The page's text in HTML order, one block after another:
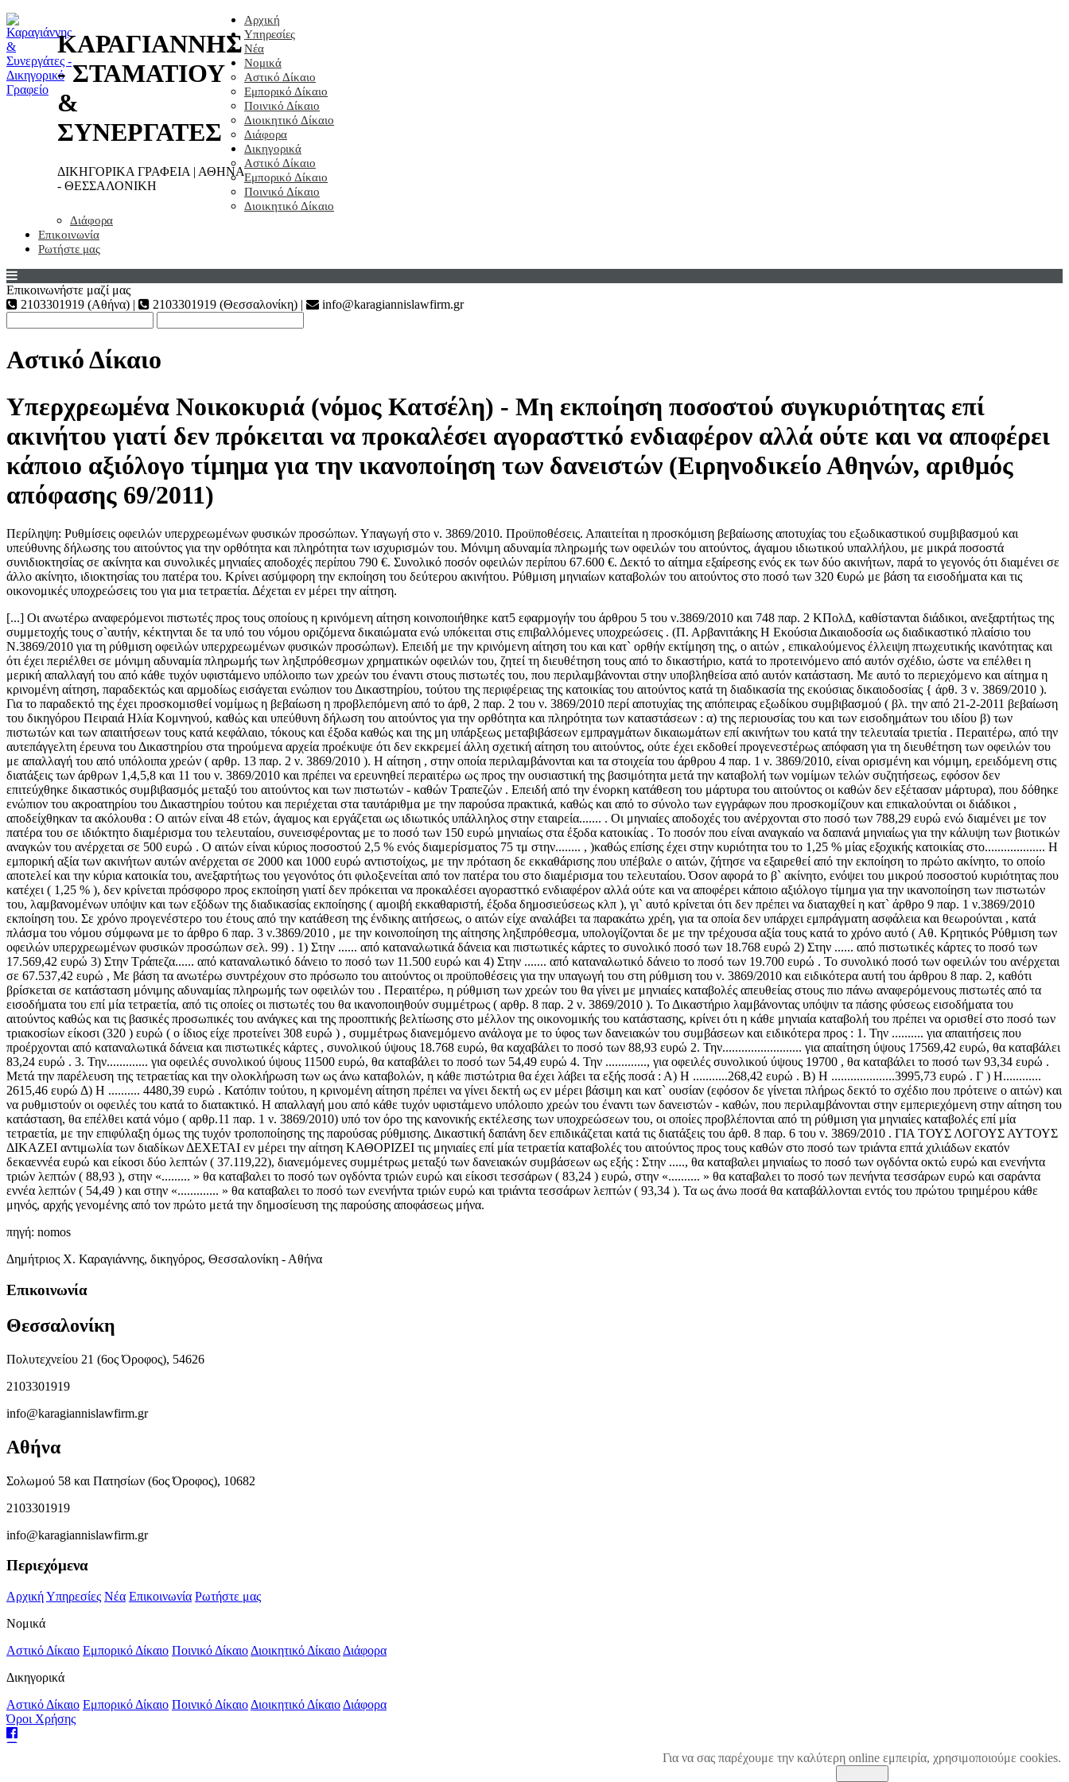
ΚΑΡΑΓΙΑΝΝΗΣ
- ΣΤΑΜΑΤΙΟΥ
&
ΣΥΝΕΡΓΑΤΕΣ
ΔΙΚΗΓΟΡΙΚΑ ΓΡΑΦΕΙΑ | ΑΘΗΝΑ
- ΘΕΣΣΑΛΟΝΙΚΗ
Αρχική
Υπηρεσίες
Νέα
Νομικά
Αστικό Δίκαιο
Εμπορικό Δίκαιο
Ποινικό Δίκαιο
Διοικητικό Δίκαιο
Διάφορα
Δικηγορικά
Αστικό Δίκαιο
Εμπορικό Δίκαιο
Ποινικό Δίκαιο
Διοικητικό Δίκαιο
Διάφορα
Επικοινωνία
Ρωτήστε μας
Επικοινωνήστε μαζί μας
2103301919 (Αθήνα) |
2103301919 (Θεσσαλονίκη) | info@karagiannislawfirm.gr
Αστικό Δίκαιο
Υπερχρεωμένα Νοικοκυριά (νόμος Κατσέλη) - Μη εκποίηση ποσοστού συγκυριότητας επί
ακινήτου γιατί δεν πρόκειται να προκαλέσει αγορασττκό ενδιαφέρον αλλά ούτε και να αποφέρει
κάποιο αξιόλογο τίμημα για την ικανοποίηση των δανειστών (Ειρηνοδικείο Αθηνών, αριθμός
απόφασης 69/2011)
Περίληψη: Ρυθμίσεις οφειλών υπερχρεωμένων φυσικών προσώπων. Υπαγωγή στο ν. 3869/2010. Προϋποθέσεις. Απαιτείται η προσκόμιση βεβαίωσης αποτυχίας του εξωδικαστικού συμβιβασμού και
υπεύθυνης δήλωσης του αιτούντος για την ορθότητα και πληρότητα των ισχυρισμών του. Μόνιμη αδυναμία πληρωμής των οφειλών του αιτούντος, άγαμου ιδιωτικού υπαλλήλου, με μικρά ποσοστά
συνιδιοκτησίας σε ακίνητα και συνολικές μηνιαίες αποδοχές περίπου 790 €. Συνολικό ποσόν οφειλών περίπου 67.600 €. Δεκτό το αίτημα εξαίρεσης ενός εκ των δύο ακινήτων, παρά το γεγονός ότι διαμένει σε
άλλο ακίνητο, ιδιοκτησίας του πατέρα του. Κρίνει ασύμφορη την εκποίηση του δεύτερου ακινήτου. Ρύθμιση μηνιαίων καταβολών του αιτούντος στο ποσό των 320 €υρώ με βάση τα εισοδήματα και τις
οικονομικές υποχρεώσεις του για μια τετραετία. Δέχεται εν μέρει την αίτηση.
[...] Οι ανωτέρω αναφερόμενοι πιστωτές προς τους οποίους η κρινόμενη αίτηση κοινοποιήθηκε κατ5 εφαρμογήν του άρθρου 5 του ν.3869/2010 και 748 παρ. 2 ΚΠολΔ, καθίστανται διάδικοι, ανεξαρτήτως της
συμμετοχής τους σ`αυτήν, κέκτηνται δε τα υπό του νόμου οριζόμενα δικαιώματα ενώ υπόκειται στις επιβαλλόμενες υποχρεώσεις . (Π. Αρβανιτάκης Η Εκούσια Δικαιοδοσία ως διαδικαστικό πλαίσιο του
Ν.3869/2010 για τη ρύθμιση οφειλών υπερχρεωμένων φυσικών προσώπων). Επειδή με την κρινόμενη αίτηση του και κατ` ορθήν εκτίμηση της, ο αιτών , επικαλούμενος έλλειψη πτωχευτικής ικανότητας και
ότι έχει περιέλθει σε μόνιμη αδυναμία πληρωμής των ληξιπρόθεσμων χρηματικών οφειλών του, ζητεί τη διευθέτηση τους από το δικαστήριο, κατά το προτεινόμενο από αυτόν σχέδιο, ώστε να επέλθει η
μερική απαλλαγή του από κάθε τυχόν υφιστάμενο υπόλοιπο των χρεών του έναντι στους πιστωτές του, που περιλαμβάνονται στην υποβληθείσα από αυτόν κατάσταση. Με αυτό το περιεχόμενο και αίτημα η
κρινομένη αίτηση, παραδεκτώς και αρμοδίως εισάγεται ενώπιον του Δικαστηρίου, τούτου της περιφέρειας της κατοικίας του αιτούντος κατά τη διαδικασία της εκούσιας δικαιοδοσίας { άρθ. 3 ν. 3869/2010 ).
Για το παραδεκτό της έχει προσκομισθεί νομίμως η βεβαίωση η προβλεπόμενη από το άρθ, 2 παρ. 2 του ν. 3869/2010 περί αποτυχίας της απόπειρας εξωδίκου συμβιβασμού ( βλ. την από 21-2-2011 βεβαίωση
του δικηγόρου Πειραιά Ηλία Κομνηνού, καθώς και υπεύθυνη δήλωση του αιτούντος για την ορθότητα και πληρότητα των καταστάσεων : α) της περιουσίας του και των εισοδημάτων του ιδίου β) των
πιστωτών και των απαιτήσεων τους κατά κεφάλαιο, τόκους και έξοδα καθώς και της μη υπάρξεως μεταβιβάσεων εμπραγμάτων δικαιωμάτων επί ακινήτων του κατά την τελευταία τριετία . Περαιτέρω, από την
αυτεπάγγελτη έρευνα του Δικαστηρίου στα τηρούμενα αρχεία προέκυψε ότι δεν εκκρεμεί άλλη σχετική αίτηση του αιτούντος, ούτε έχει εκδοθεί προγενεστέρως απόφαση για τη διευθέτηση των οφειλών του
με απαλλαγή του από υπόλοιπα χρεών ( αρθρ. 13 παρ. 2 ν. 3869/2010 ). Η αίτηση , στην οποία περιλαμβάνονται και τα στοιχεία του άρθρου 4 παρ. 1 ν. 3869/2010, είναι ορισμένη και νόμιμη, ερειδόμενη στις
διατάξεις των άρθρων 1,4,5,8 και 11 του ν. 3869/2010 και πρέπει να ερευνηθεί περαιτέρω ως προς την ουσιαστική της βασιμότητα μετά την καταβολή των νομίμων τελών συζητήσεως, εφόσον δεν
επιτεύχθηκε δικαστικός συμβιβασμός μεταξύ του αιτούντος και των πιστωτών - καθών Τραπεζών . Επειδή από την ένορκη κατάθεση του μάρτυρα του αιτούντος οι καθών δεν εξέτασαν μάρτυρα), που δόθηκε
ενώπιον του ακροατηρίου του Δικαστηρίου τούτου και περιέχεται στα ταυτάριθμα με την παρούσα πρακτικά, καθώς και από το σύνολο των εγγράφων που προσκομίζουν και επικαλούνται οι διάδικοι ,
αποδείχθηκαν τα ακόλουθα : Ο αιτών είναι 48 ετών, άγαμος και εργάζεται ως ιδιωτικός υπάλληλος στην εταιρεία....... . Οι μηνιαίες αποδοχές του ανέρχονται στο ποσό των 788,29 ευρώ ενώ διαμένει με τον
πατέρα του σε ιδιόκτητο διαμέρισμα του τελευταίου, συνεισφέροντας με το ποσό των 150 ευρώ μηνιαίως στα έξοδα κατοικίας . Το ποσόν που είναι αναγκαίο να δαπανά μηνιαίως για την κάλυψη των βιοτικών
αναγκών του ανέρχεται σε 500 ευρώ . Ο αιτών είναι κύριος ποσοστού 2,5 % ενός διαμερίσματος 75 τμ στην........ , )καθώς επίσης έχει στην κυριότητα του το 1,25 % μίας εξοχικής κατοικίας στο................... Η
εμπορική αξία των ακινήτων αυτών ανέρχεται σε 2000 και 1000 ευρώ αντιστοίχως, με την πρόταση δε εκκαθάρισης που υπέβαλε ο αιτών, ζήτησε να εξαιρεθεί από την εκποίηση το πρώτο ακίνητο, το οποίο
αποτελεί και την κύρια κατοικία του, ανεξαρτήτως του γεγονότος ότι φιλοξενείται από τον πατέρα του στο διαμέρισμα του τελευταίου. Όσον αφορά το β` ακίνητο, ενόψει του μικρού ποσοστού κυριότητας που
κατέχει ( 1,25 % ), δεν κρίνεται πρόσφορο προς εκποίηση γιατί δεν πρόκειται να προκαλέσει αγορασττκό ενδιαφέρον αλλά ούτε και να αποφέρει κάποιο αξιόλογο τίμημα για την ικανοποίηση των πιστωτών
του, λαμβανομένων υπόψιν και των εξόδων της διαδικασίας εκποίησης ( αμοιβή εκκαθαριστή, έξοδα δημοσιεύσεως κλπ ), γι` αυτό κρίνεται ότι δεν πρέπει να διαταχθεί η κατ` άρθρο 9 παρ. 1 ν.3869/2010
εκποίηση του. Σε χρόνο προγενέστερο του έτους από την κατάθεση της ένδικης αιτήσεως, ο αιτών είχε αναλάβει τα παρακάτω χρέη, για τα οποία δεν υπάρχει εμπράγματη ασφάλεια και θεωρούνται , κατά
πλάσμα του νόμου σύμφωνα με το άρθρο 6 παρ. 3 ν.3869/2010 , με την κοινοποίηση της αίτησης ληξιπρόθεσμα, υπολογίζονται δε με την τρέχουσα αξία τους κατά το χρόνο αυτό ( Αθ. Κρητικός Ρύθμιση των
οφειλών υπερχρεωμένων φυσικών προσώπων σελ. 99) . 1) Στην ...... από καταναλωτικά δάνεια και πιστωτικές κάρτες το συνολικό ποσό των 18.768 ευρώ 2) Στην ...... από πιστωτικές κάρτες το ποσό των
17.569,42 ευρώ 3) Στην Τράπεζα...... από καταναλωτικό δάνειο το ποσό των 11.500 ευρώ και 4) Στην ....... από καταναλωτικό δάνειο το ποσό των 19.700 ευρώ . Το συνολικό ποσό των οφειλών του ανέρχεται
σε 67.537,42 ευρώ , Με βάση τα ανωτέρω συντρέχουν στο πρόσωπο του αιτούντος οι προϋποθέσεις για την υπαγωγή του στη ρύθμιση του ν. 3869/2010 και ειδικότερα αυτή του άρθρου 8 παρ. 2, καθότι
βρίσκεται σε κατάσταση μόνιμης αδυναμίας πληρωμής των οφειλών του . Περαιτέρω, η ρύθμιση των χρεών του θα γίνει με μηνιαίες καταβολές απευθείας στους πιο πάνω αναφερόμενους πιστωτές από τα
εισοδήματα του επί μία τετραετία, από τις οποίες οι πιστωτές του θα ικανοποιηθούν συμμέτρως ( αρθρ. 8 παρ. 2 ν. 3869/2010 ). Το Δικαστήριο λαμβάνοντας υπόψιν τα πάσης φύσεως εισοδήματα του
αιτούντος καθώς και τις βασικές προσωπικές του ανάγκες και της προοπτικής βελτίωσης στο μέλλον της οικονομικής του κατάστασης, κρίνει ότι η κάθε μηνιαία καταβολή του πρέπει να ορισθεί στο ποσό των
τριακοσίων είκοσι (320 ) ευρώ ( ο ίδιος είχε προτείνει 308 ευρώ ) , συμμέτρως διανεμόμενο ανάλογα με το ύφος των δανειακών του συμβάσεων και ειδικότερα προς : 1. Την .......... για απαιτήσεις που
προέρχονται από καταναλωτικά δάνεια και πιστωτικές κάρτες , συνολικού ύψους 18.768 ευρώ, θα καχαβάλει το ποσό των 88,93 ευρώ 2. Την......................... για απαίτηση ύψους 17569,42 ευρώ, θα καταβάλει
83,24 ευρώ . 3. Την............. για οφειλές συνολικού ύψους 11500 ευρώ, θα καταβάλει το ποσό των 54,49 ευρώ 4. Την ............., για οφειλές συνολικού ύψους 19700 , θα καταβάλει το ποσό των 93,34 ευρώ .
Μετά την παρέλευση της τετραετίας και την ολοκλήρωση των ως άνω καταβολών, η κάθε πιστώτρια θα έχει λάβει τα εξής ποσά : Α) Η ...........268,42 ευρώ . Β) Η ....................3995,73 ευρώ . Γ ) Η............
2615,46 ευρώ Δ) Η .......... 4480,39 ευρώ . Κατόπιν τούτου, η κρινομένη αίτηση πρέπει να γίνει δεκτή ως εν μέρει βάσιμη και κατ` ουσίαν (εφόσον δε γίνεται πλήρως δεκτό το σχέδιο που πρότεινε ο αιτών) και
να ρυθμιστούν οι οφειλές του κατά το διατακτικό. Η απαλλαγή μου από κάθε τυχόν υφιστάμενο υπόλοιπο χρεών του έναντι των δανειστών - καθών, που περιλαμβάνονται στην εμπεριεχόμενη στην αίτηση του
κατάσταση, θα επέλθει κατά νόμο ( αρθρ.11 παρ. 1 ν. 3869/2010) υπό τον όρο της κανονικής εκτέλεσης των υποχρεώσεων του, οι οποίες προβλέπονται από τη ρύθμιση για μηνιαίες καταβολές επί μία
τετραετία, με την επιφύλαξη όμως της τυχόν τροποποίησης της παρούσας ρύθμισης. Δικαστική δαπάνη δεν επιδικάζεται κατά τις διατάξεις του άρθ. 8 παρ. 6 του ν. 3869/2010 . ΓΙΑ ΤΟΥΣ ΛΟΓΟΥΣ ΑΥΤΟΥΣ
ΔΙΚΑΖΕΙ αντιμωλία των διαδίκων ΔΕΧΕΤΑΙ εν μέρει την αίτηση ΚΑΘΟΡΙΖΕΙ τις μηνιαίες επί μία τετραετία καταβολές του αιτούντος προς τους καθών στο ποσό των τριάντα επτά χιλιάδων εκατόν
δεκαεννέα ευρώ και είκοσι δύο λεπτών ( 37.119,22), διανεμόμενες συμμέτρως μεταξύ των δανειακών συμβάσεων ως εξής : Στην ....., θα καταβαλει μηνιαίως το ποσό των ογδόντα οκτώ ευρώ και ενενήντα
τριών λεπτών ( 88,93 ), στην «......... » θα καταβαλει τo ποσό των ογδόντα τριών ευρώ και είκοσι τεσσάρων ( 83,24 ) ευρώ, στην «.......... » θα καταβαλει το ποσό των πενήντα τεσσάρων ευρώ και σαράντα
εννέα λεπτών ( 54,49 ) και στην «............. » θα καταβαλει το ποσό των ενενήντα τριών ευρώ και τριάντα τεσσάρων λεπτών ( 93,34 ). Τα ως άνω ποσά θα καταβάλλονται εντός του πρώτου τριημέρου κάθε
μηνός, αρχής γενομένης από τον πρώτο μετά την δημοσίευση της παρούσης αποφάσεως μήνα.
πηγή: nomos
Δημήτριος Χ. Καραγιάννης, δικηγόρος, Θεσσαλονίκη - Αθήνα
Επικοινωνία
Θεσσαλονίκη
Πολυτεχνείου 21 (6ος Όροφος), 54626
2103301919
info@karagiannislawfirm.gr
Αθήνα
Σολωμού 58 και Πατησίων (6ος Όροφος), 10682
2103301919
info@karagiannislawfirm.gr
Περιεχόμενα
ΑρχικήΥπηρεσίες Νέα Επικοινωνία Ρωτήστε μας
Νομικά
Αστικό Δίκαιο Εμπορικό Δίκαιο Ποινικό Δίκαιο Διοικητικό Δίκαιο Διάφορα
Δικηγορικά
Αστικό Δίκαιο Εμπορικό Δίκαιο Ποινικό Δίκαιο Διοικητικό Δίκαιο Διάφορα
Όροι Χρήσης
Για να σας παρέχουμε την καλύτερη online εμπειρία, χρησιμοποιούμε cookies.